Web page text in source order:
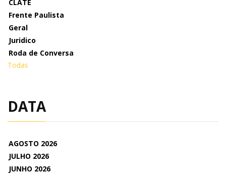
CLATE
Frente Paulista
Geral
Juridico
Roda de Conversa
Todas
DATA
AGOSTO 2026
JULHO 2026
JUNHO 2026